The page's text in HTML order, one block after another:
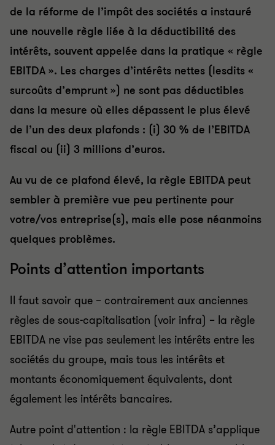
de la réforme de l’impôt des sociétés a instauré
une nouvelle règle liée à la déductibilité des
intérêts, souvent appelée dans la pratique « règle
EBITDA ». Les charges d’intérêts nettes (lesdits «
surcoûts d’emprunt ») ne sont pas déductibles
dans la mesure où elles dépassent le plus élevé
de l’un des deux plafonds : (i) 30 % de l’EBITDA
fiscal ou (ii) 3 millions d’euros.
Au vu de ce plafond élevé, la règle EBITDA peut
sembler à première vue peu pertinente pour
votre/vos entreprise(s), mais elle pose néanmoins
quelques problèmes.
Points d’attention importants
Il faut savoir que – contrairement aux anciennes
règles de sous-capitalisation (voir infra) – la règle
EBITDA ne vise pas seulement les intérêts entre les
sociétés du groupe, mais tous les intérêts et
montants économiquement équivalents, dont
également les intérêts bancaires.
Autre point d'attention : la règle EBITDA s’applique